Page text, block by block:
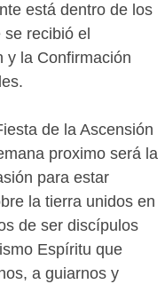
está dentro de los
recibió el
y la Confirmación
de la Ascensión
proximo será la
para estar
la tierra unidos en
de ser discípulos
Espíritu que
a guiarnos y